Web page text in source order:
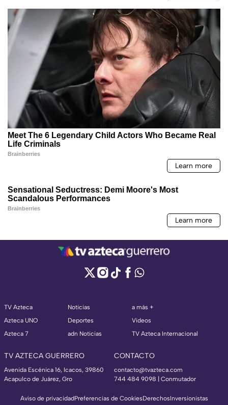
TV Azteca
Azteca UNO
Azteca 7
Noticias
Deportes
adn Noticias
a más +
Videos
TV Azteca Internacional
TV AZTECA GUERRERO
Avenida Escénica 16, Icacos, 39860
Acapulco de Juárez, Gro
CONTACTO
contacto@tvazteca.com
744 484 9098 | Conmutador
Aviso de privacidadPreferencias de CookiesDerechosInversionistas